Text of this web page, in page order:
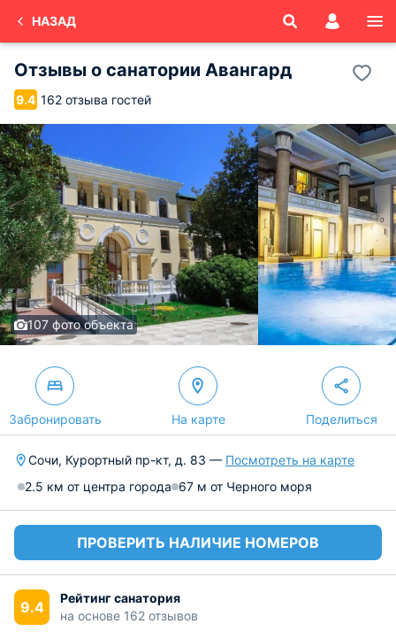
НАЗАД
Отзывы о санатории Авангард
9.4 162 отзыва гостей
107 фото объекта
Забронировать На карте Поделиться
Сочи, Курортный пр-кт, д. 83 — Посмотреть на карте
2.5 км от центра города 67 м от Черного моря
ПРОВЕРИТЬ НАЛИЧИЕ НОМЕРОВ
9.4
Рейтинг санатория
на основе 162 отзывов